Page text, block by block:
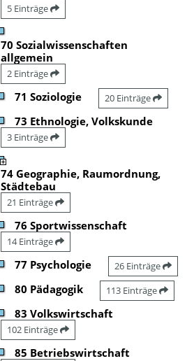
5 Einträge
70 Sozialwissenschaften
allgemein
2 Einträge
71 Soziologie 20 Einträge
73 Ethnologie, Volkskunde
3 Einträge
74 Geographie, Raumordnung,
Städtebau
21 Einträge
76 Sportwissenschaft
14 Einträge
77 Psychologie 26 Einträge
80 Pädagogik 113 Einträge
83 Volkswirtschaft
102 Einträge
85 Betriebswirtschaft